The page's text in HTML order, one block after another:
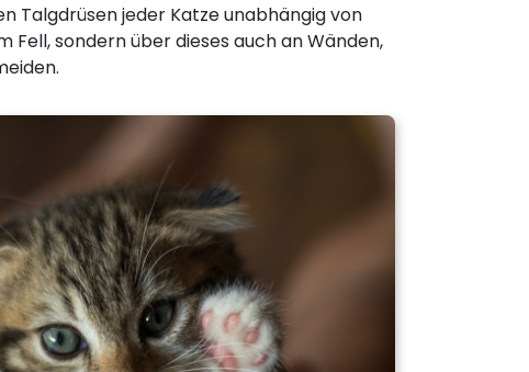
Talgdrüsen jeder Katze unabhängig von
sondern über dieses auch an Wänden,